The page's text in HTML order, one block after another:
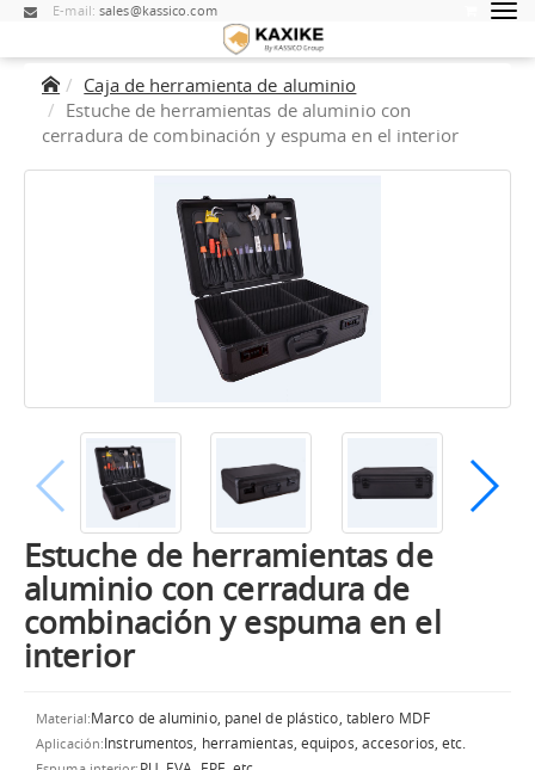
E-mail:sales@kassico.com
Caja de herramienta de aluminio
Estuche de herramientas de aluminio con
cerradura de combinación y espuma en el interior
Estuche de herramientas de
aluminio con cerradura de
combinación y espuma en el
interior
Material:Marco de aluminio, panel de plástico, tablero MDF
Aplicación:Instrumentos, herramientas, equipos, accesorios, etc.